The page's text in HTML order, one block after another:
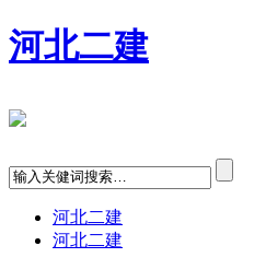
河北二建
河北二建
河北二建